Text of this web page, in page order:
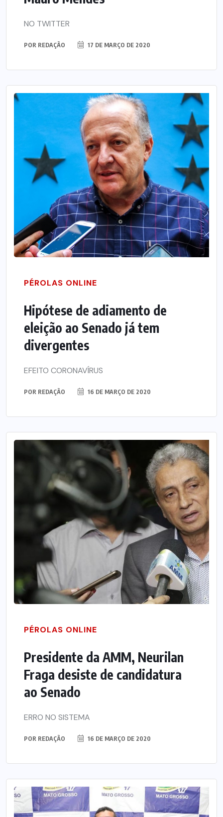
NO TWITTER
POR REDAÇÃO 17 DE MARÇO DE 2020
PÉROLAS ONLINE
Hipótese de adiamento de
eleição ao Senado já tem
divergentes
EFEITO CORONAVÍRUS
POR REDAÇÃO 16 DE MARÇO DE 2020
PÉROLAS ONLINE
Presidente da AMM, Neurilan
Fraga desiste de candidatura
ao Senado
ERRO NO SISTEMA
POR REDAÇÃO 16 DE MARÇO DE 2020